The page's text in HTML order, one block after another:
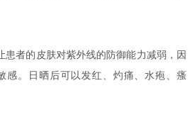
者的皮肤对紫外线的防御能力减弱，因
感。日晒后可以发红、灼痛、水疱、瘙